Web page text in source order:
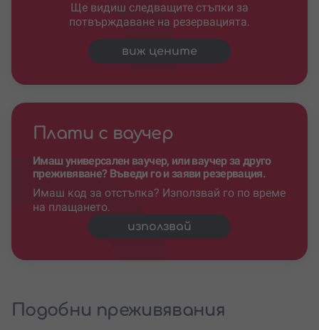
Ще видиш следващите стъпки за
потвърждаване на резервацията.
виж цените
Плати с ваучер
Имаш универсален ваучер, или ваучер за друго
преживяване? Въведи го и заяви резервация.
Имаш код за отстъпка? Използвай го по време
на плащането.
използвай
Подобни преживявания